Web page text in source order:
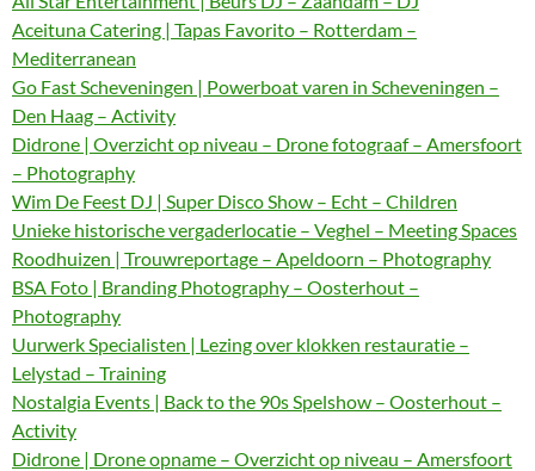
Aceituna Catering | Tapas Favorito – Rotterdam –
Mediterranean
Go Fast Scheveningen | Powerboat varen in Scheveningen –
Den Haag – Activity
Didrone | Overzicht op niveau – Drone fotograaf – Amersfoort
– Photography
Wim De Feest DJ | Super Disco Show – Echt – Children
Unieke historische vergaderlocatie – Veghel – Meeting Spaces
Roodhuizen | Trouwreportage – Apeldoorn – Photography
BSA Foto | Branding Photography – Oosterhout –
Photography
Uurwerk Specialisten | Lezing over klokken restauratie –
Lelystad – Training
Nostalgia Events | Back to the 90s Spelshow – Oosterhout –
Activity
Didrone | Drone opname – Overzicht op niveau – Amersfoort